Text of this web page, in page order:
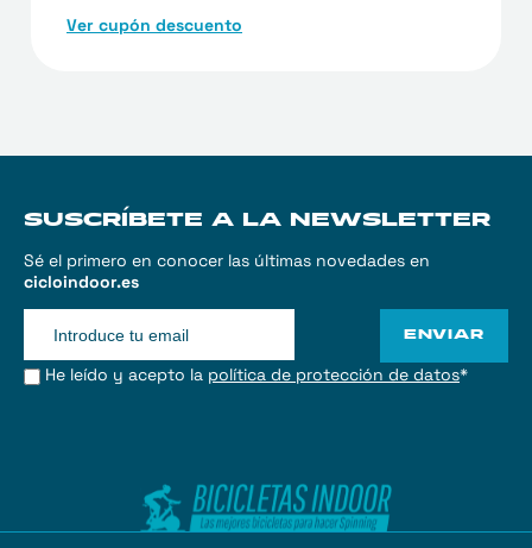
Ver cupón descuento
SUSCRÍBETE A LA NEWSLETTER
Sé el primero en conocer las últimas novedades en
cicloindoor.es
ENVIAR
He leído y acepto la política de protección de datos*